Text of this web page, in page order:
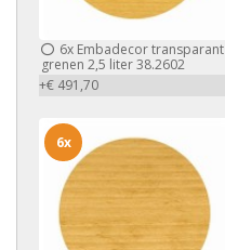
6x Embadecor transparant
grenen 2,5 liter 38.2602
+€ 491,70
6x